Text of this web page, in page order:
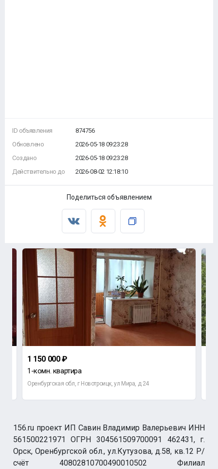
ID объявления
Обновлено
Создано
Действительно до
874756
2026-05-18 09:23:28
2026-05-18 09:23:28
2026-08-02 12:18:10
Поделиться объявлением
1 150 000 ₽
1-комн. квартира
Оренбургская обл, г Новотроицк, ул Мира, д 24
156.ru проект ИП Савин Владимир Валерьевич ИНН
561500221971 ОГРН 304561509700091 462431, г.
Орск, Оренбургской обл., ул.Кутузова, д.58, кв.12 Р/
счёт 40802810700490010502 Филиал